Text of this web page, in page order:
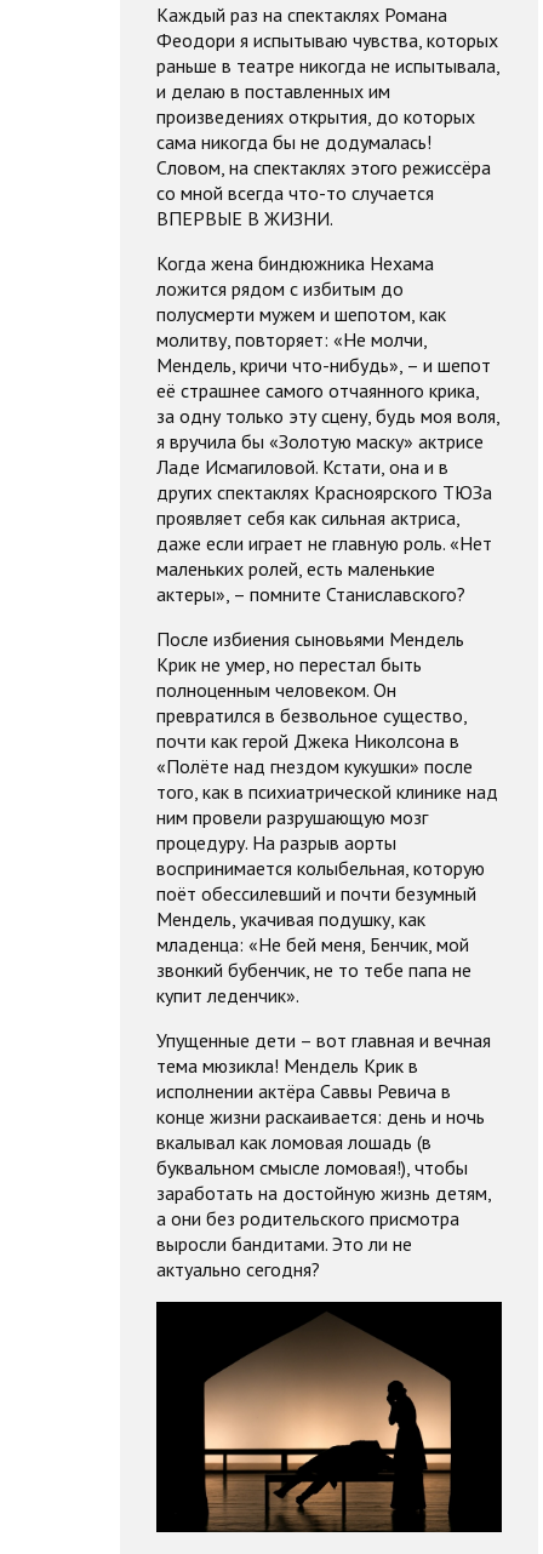
Каждый раз на спектаклях Романа
Феодори я испытываю чувства, которых
раньше в театре никогда не испытывала,
и делаю в поставленных им
произведениях открытия, до которых
сама никогда бы не додумалась!
Словом, на спектаклях этого режиссёра
со мной всегда что-то случается
ВПЕРВЫЕ В ЖИЗНИ.
Когда жена биндюжника Нехама
ложится рядом с избитым до
полусмерти мужем и шепотом, как
молитву, повторяет: «Не молчи,
Мендель, кричи что-нибудь», – и шепот
её страшнее самого отчаянного крика,
за одну только эту сцену, будь моя воля,
я вручила бы «Золотую маску» актрисе
Ладе Исмагиловой. Кстати, она и в
других спектаклях Красноярского ТЮЗа
проявляет себя как сильная актриса,
даже если играет не главную роль. «Нет
маленьких ролей, есть маленькие
актеры», – помните Станиславского?
После избиения сыновьями Мендель
Крик не умер, но перестал быть
полноценным человеком. Он
превратился в безвольное существо,
почти как герой Джека Николсона в
«Полёте над гнездом кукушки» после
того, как в психиатрической клинике над
ним провели разрушающую мозг
процедуру. На разрыв аорты
воспринимается колыбельная, которую
поёт обессилевший и почти безумный
Мендель, укачивая подушку, как
младенца: «Не бей меня, Бенчик, мой
звонкий бубенчик, не то тебе папа не
купит леденчик».
Упущенные дети – вот главная и вечная
тема мюзикла! Мендель Крик в
исполнении актёра Саввы Ревича в
конце жизни раскаивается: день и ночь
вкалывал как ломовая лошадь (в
буквальном смысле ломовая!), чтобы
заработать на достойную жизнь детям,
а они без родительского присмотра
выросли бандитами. Это ли не
актуально сегодня?